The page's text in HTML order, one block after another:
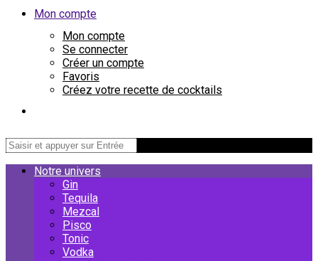
Mon compte
Mon compte
Se connecter
Créer un compte
Favoris
Créez votre recette de cocktails
Notre univers
Gin
Tequila
Mezcal
Pisco
Tonic
Vodka